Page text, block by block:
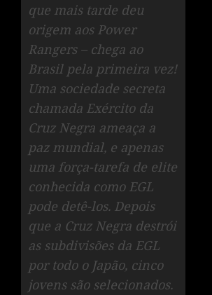
que mais tarde deu
origem aos Power
Rangers – chega ao
Brasil pela primeira vez!
Uma sociedade secreta
chamada Exército da
Cruz Negra ameaça a
paz mundial, e apenas
uma força-tarefa de elite
conhecida como EGL
pode detê-los. Depois
que a Cruz Negra destrói
as subdivisões da EGL
por todo o Japão, cinco
jovens são selecionados.